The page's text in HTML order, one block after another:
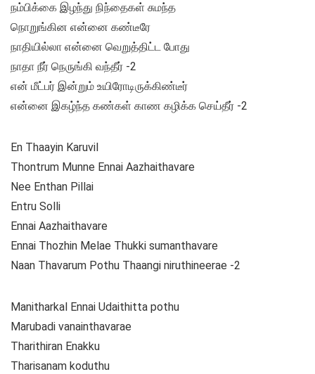
நம்பிக்கை இழந்து நிந்தைகள் சுமந்த
நொறுங்கின என்னை கண்டீரே
நாதியில்லா என்னை வெறுத்திட்ட போது
நாதா நீர் நெருங்கி வந்தீர் -2
என் மீட்பர் இன்றும் உயிரோடிருக்கிண்டீர்
என்னை இகழ்ந்த கண்கள் காண கழிக்க செய்தீர் -2
En Thaayin Karuvil
Thontrum Munne Ennai Aazhaithavare
Nee Enthan Pillai
Entru Solli
Ennai Aazhaithavare
Ennai Thozhin Melae Thukki sumanthavare
Naan Thavarum Pothu Thaangi niruthineerae -2
Manitharkal Ennai Udaithitta pothu
Marubadi vanainthavarae
Tharithiran Enakku
Tharisanam koduthu